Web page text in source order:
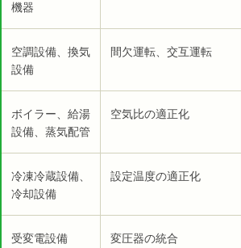
機器
空調設備、換気
設備
間欠運転、交互運転
ボイラー、給湯
設備、蒸気配管
空気比の適正化
冷凍冷蔵設備、
冷却設備
設定温度の適正化
受変電設備 変圧器の統合